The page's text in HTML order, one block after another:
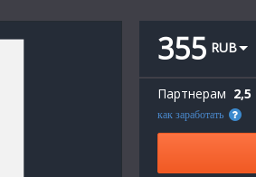
355 RUB
Партнерам 2,5
как заработать